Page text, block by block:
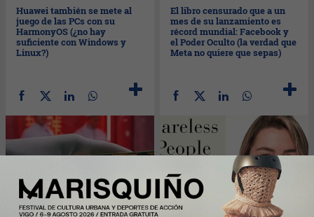
Huawei también se mete al
juego de las PCs con su
HarmonyOS (¿no hay
suficiente con Windows y
Linux?)
El libro censurado que a un
mes de su lanzamiento es
récord mundial: Facebook y
el Poder Oculto (la verdad que
Meta no quiere que sepas)